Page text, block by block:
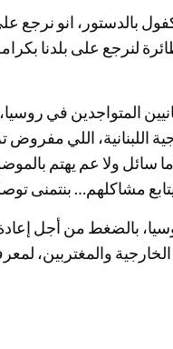
بالدستور، انو نرجع
لنرجع على بلدنا
المتواجدين في
اللبنانية، اللي مفروض
سائل ولا عم يهتم
مشاكلهم… بنتمنى
بالضغط من أجل إعادة
في 6 نيسان وزارة الخارجية